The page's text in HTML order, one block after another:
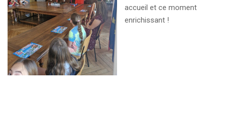
accueil et ce moment
enrichissant !